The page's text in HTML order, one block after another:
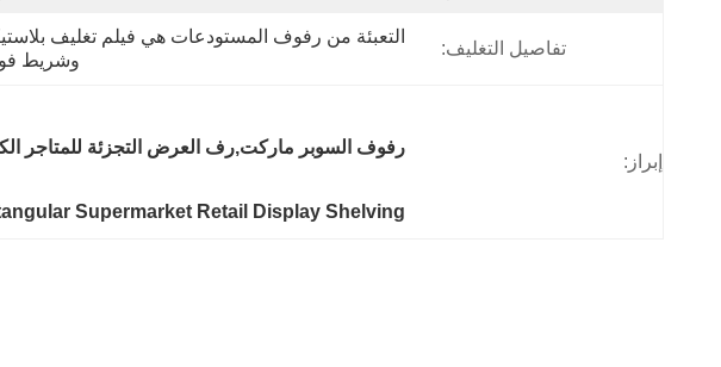
تفاصيل التغليف:
وشريط
إبراز:
رفوف السوبر ماركت,رف العرض التجزئة للمتاجر
Supermarket Retail Display Shelving